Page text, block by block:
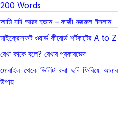
200 Words
আমি যদি আরব হতাম – কাজী নজরুল ইসলাম
মাইক্রোসফট ওয়ার্ড কীবোর্ড শর্টকাটের A to Z
রেখা কাকে বলে? রেখার প্রকারভেদ
মোবাইল থেকে ডিলিট করা ছবি ফিরিয়ে আনার
উপায়